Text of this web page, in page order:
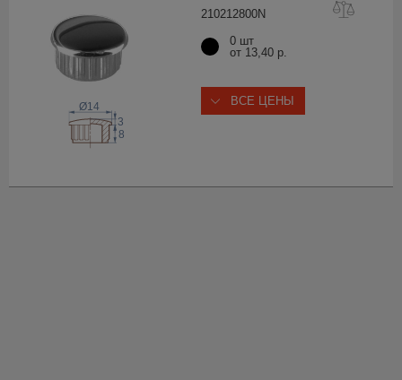
210212800N
8
3
Ø14
0 шт
от 13,40 р.
ВСЕ ЦЕНЫ